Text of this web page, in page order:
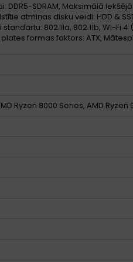
DDR5-SDRAM, Maksimālā
atmiņas disku veidi: HDD &
802.11a, 802.11b, Wi-Fi 4
plates formas faktors: ATX,
Ryzen 8000 Series, AMD Ryzen